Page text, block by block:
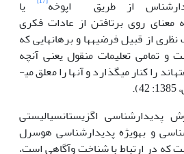
یا
معنای روی برتافتن از عادات فکری
از قبیل فرضیه­ها و برهان­هایی که
و تمامی تعلیمات منقول یعنی آن­چه
را کنار می­گذارد و آن­ها را معلق می­
اگزیستانسیالیستی
و به­ویژه پدیدارشناسی هوسرل
که در ارتباط با شناخت وآگاهی است،